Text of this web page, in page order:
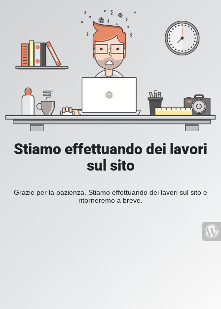
Stiamo effettuando dei lavori
sul sito
Grazie per la pazienza. Stiamo effettuando dei lavori sul sito e
ritorneremo a breve.